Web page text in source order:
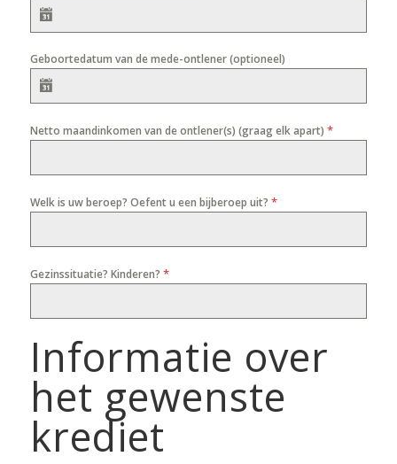
Geboortedatum van de mede-ontlener (optioneel)
Netto maandinkomen van de ontlener(s) (graag elk apart) *
Welk is uw beroep? Oefent u een bijberoep uit? *
Gezinssituatie? Kinderen? *
Informatie over
het gewenste
krediet